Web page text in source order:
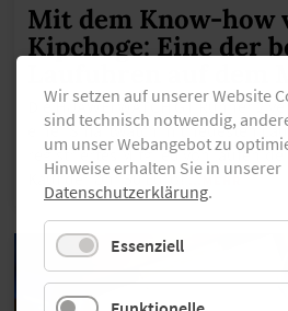
Mit dem Know-how
Kipchoge: Eine der
Die HUAWEI WATCH GT Runner 2
einer Smartwatch mit neuesten
registriertes Mitglied von laufen.de
Kauf der Uhr 50 Euro!
Wir setzen auf unserer Website
sind technisch notwendig,
um unser Webangebot zu
Hinweise erhalten Sie in unserer
Datenschutzerklärung.
Essenziell